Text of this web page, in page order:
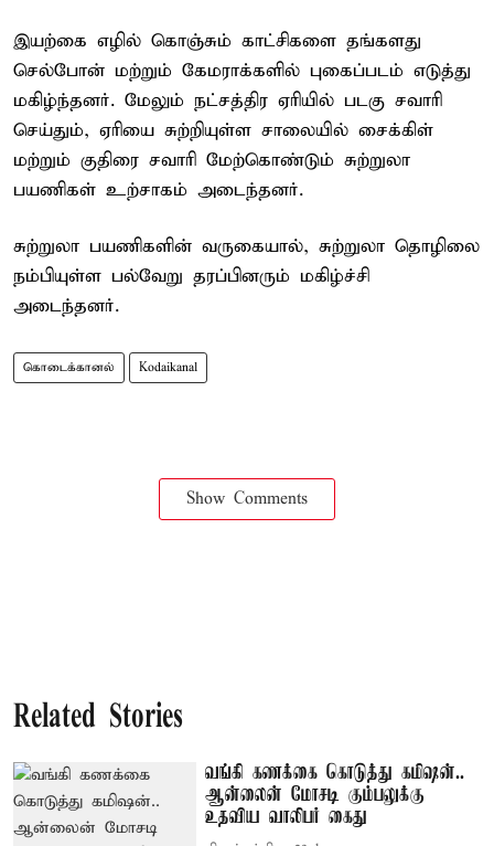
இயற்கை எழில் கொஞ்சும் காட்சிகளை தங்களது
செல்போன் மற்றும் கேமராக்களில் புகைப்படம் எடுத்து
மகிழ்ந்தனர். மேலும் நட்சத்திர ஏரியில் படகு சவாரி
செய்தும், ஏரியை சுற்றியுள்ள சாலையில் சைக்கிள்
மற்றும் குதிரை சவாரி மேற்கொண்டும் சுற்றுலா
பயணிகள் உற்சாகம் அடைந்தனர்.
சுற்றுலா பயணிகளின் வருகையால், சுற்றுலா தொழிலை
நம்பியுள்ள பல்வேறு தரப்பினரும் மகிழ்ச்சி
அடைந்தனர்.
கொடைக்கானல் Kodaikanal
Show Comments
Related Stories
வங்கி கணக்கை கொடுத்து கமிஷன்..
ஆன்லைன் மோசடி கும்பலுக்கு
உதவிய வாலிபர் கைது